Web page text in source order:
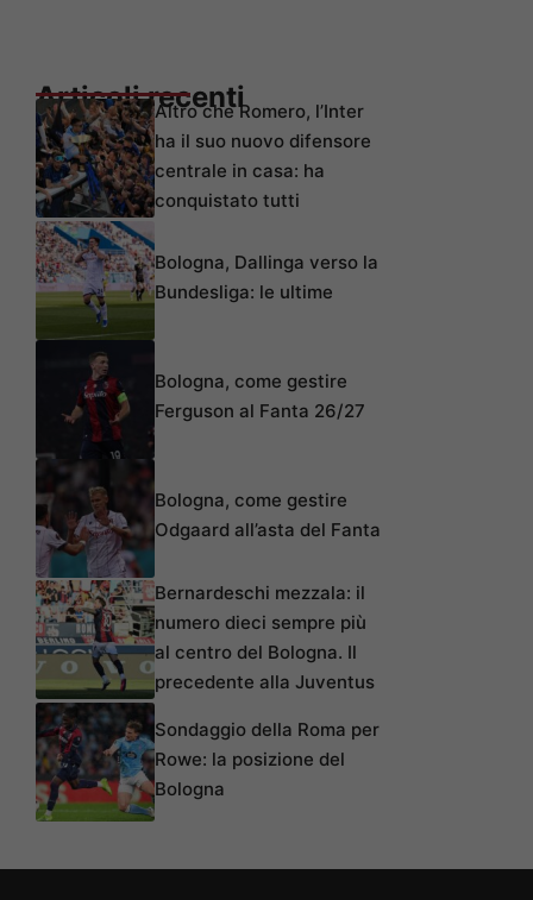
Articoli recentiAltro che Romero, l’Inter
ha il suo nuovo difensore
centrale in casa: ha
conquistato tutti
Bologna, Dallinga verso la
Bundesliga: le ultime
Bologna, come gestire
Ferguson al Fanta 26/27
Bologna, come gestire
Odgaard all’asta del Fanta
Bernardeschi mezzala: il
numero dieci sempre più
al centro del Bologna. Il
precedente alla Juventus
Sondaggio della Roma per
Rowe: la posizione del
Bologna